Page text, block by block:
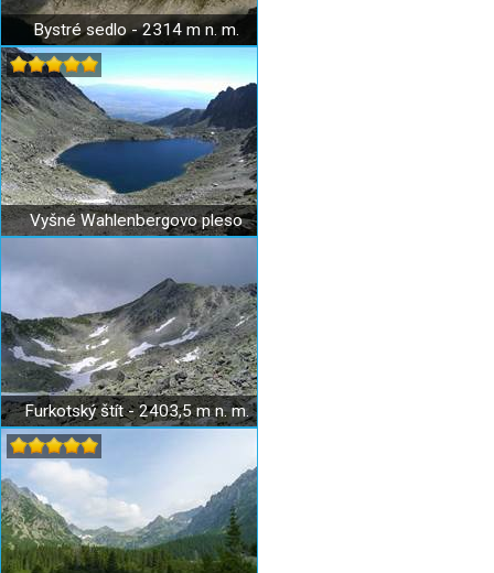
Bystré sedlo - 2314 m n. m.
Vyšné Wahlenbergovo pleso
Furkotský štít - 2403,5 m n. m.